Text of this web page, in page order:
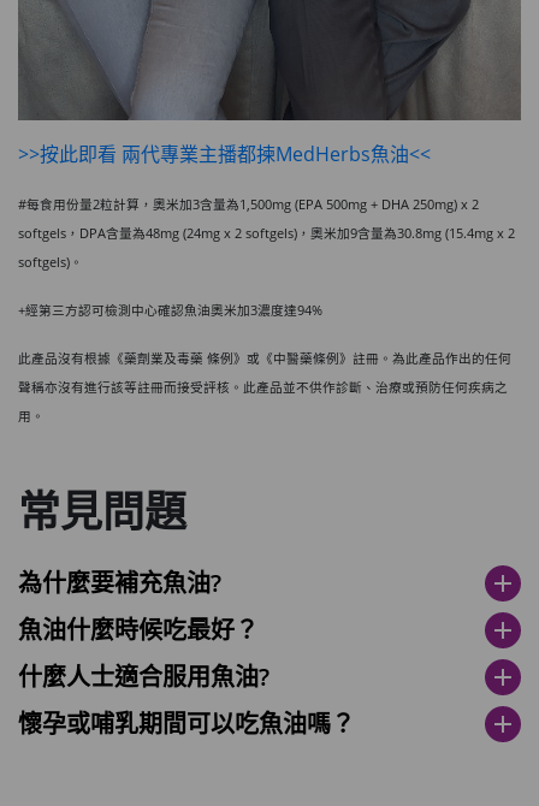
>>按此即看 兩代專業主播都揀MedHerbs魚油<<
#每食用份量2粒計算，奧米加3含量為1,500mg (EPA 500mg + DHA 250mg) x 2
softgels，DPA含量為48mg (24mg x 2 softgels)，奧米加9含量為30.8mg (15.4mg x 2
softgels)。
+經第三方認可檢測中心確認魚油奧米加3濃度達94%
此產品沒有根據《藥劑業及毒藥 條例》或《中醫藥條例》註冊。為此產品作出的任何
聲稱亦沒有進行該等註冊而接受評核。此產品並不供作診斷、治療或預防任何疾病之
用。
常見問題
為什麼要補充魚油? add
魚油什麼時候吃最好？ add
什麼人士適合服用魚油? add
懷孕或哺乳期間可以吃魚油嗎？ add